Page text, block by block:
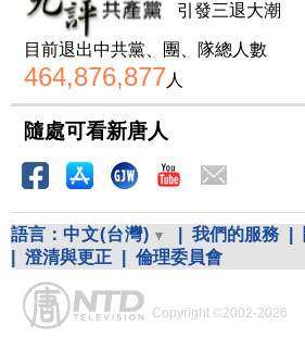
引發三退大潮
目前退出中共黨、團、隊總人數
464,876,877人
隨處可看新唐人
語言： 中文(台灣) 我們的服務
澄清與更正 倫理委員會
Copyright ©2002-2026